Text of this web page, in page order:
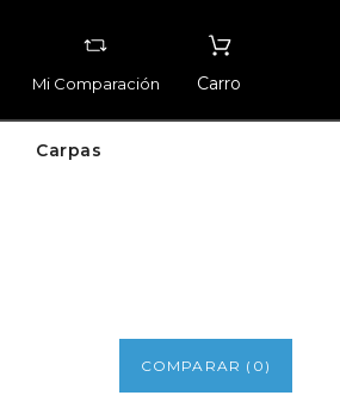
Mi Comparación Carro
Carpas
COMPARAR ( 0 )